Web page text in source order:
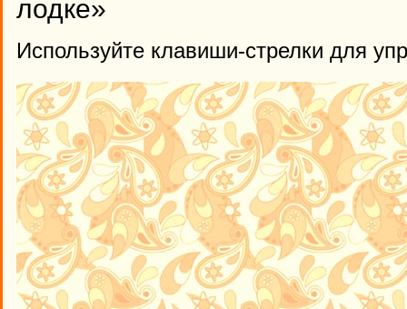
лодке»
Используйте клавиши-стрелки для